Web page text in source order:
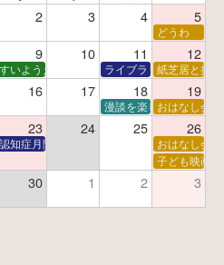
2 3 4 5
どうわ
9 10 11 12
すいようえほん ライブラリーシアター
紙芝居と折
16 17 18 19
漫談を楽しむ会 ～漫談
おはなし会
23 24 25 26
るクラシック
認知症月間 特別映画会「調査屋マオさんの恋
おはなし会
子ども映画会
30 1 2 3